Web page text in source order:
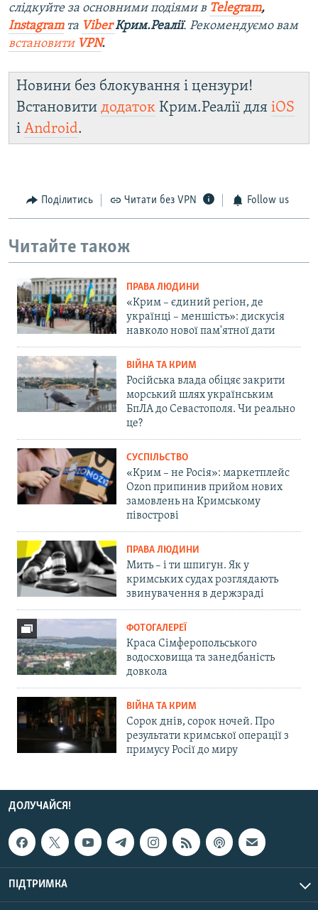
слідкуйте за основними подіями в Telegram,
Instagramта ViberКрим.Реалії. Рекомендуємо вам
встановити VPN.
Новини без блокування і цензури!
Встановити додаток Крим.Реалії для iOS
і Android.
Поділитись Читати без VPN Follow us
Читайте також
ПРАВА ЛЮДИНИ
«Крим – єдиний регіон, де
українці – меншість»: дискусія
навколо нової пам'ятної дати
ВІЙНА ТА КРИМ
Російська влада обіцяє закрити
морський шлях українським
БпЛА до Севастополя. Чи реально
це?
СУСПІЛЬСТВО
«Крим – не Росія»: маркетплейс
Ozon припинив прийом нових
замовлень на Кримському
півострові
ПРАВА ЛЮДИНИ
Мить – і ти шпигун. Як у
кримських судах розглядають
звинувачення в держзраді
ФОТОГАЛЕРЕЇ
Краса Сімферопольського
водосховища та занедбаність
довкола
ВІЙНА ТА КРИМ
Сорок днів, сорок ночей. Про
результати кримської операції з
примусу Росії до миру
ДОЛУЧАЙСЯ!
ПІДТРИМКА